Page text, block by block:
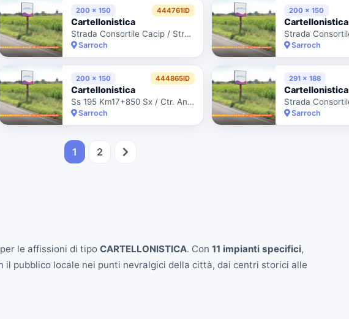
200 x 150 444761ID
Cartellonistica
Strada Consortile Cacip / Strada 4 Corsie Dx - 100 Mt. Prima Distribut. Q8
Sarroch
200 x 150
Cartellonistica
Sarroch
200 x 150 444865ID
Cartellonistica
Ss 195 Km17+850 Sx / Ctr. Anas 8/90621
Sarroch
291 x 188
Cartellonistica
Sarroch
1 2
le affissioni di tipo CARTELLONISTICA. Con 11 impianti specifici,
pubblico locale nei punti nevralgici della città, dai centri storici alle